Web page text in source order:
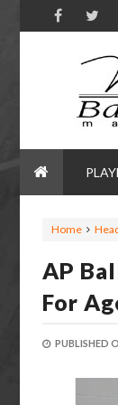
Home
AP
For
PUBLISHED